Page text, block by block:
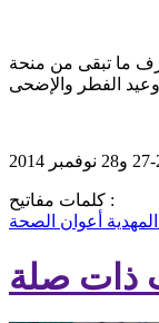
ما تبقى من منحة
كلمات مفاتيح :
المهدية أعوان الصحة
ذات صلة